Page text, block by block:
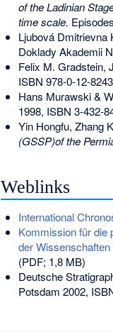
of the Ladinian
time scale.
Ljubová Dmitrievna
Doklady Akademii
Felix M. Gradstein,
ISBN 978-0-12-
Hans Murawski &
1998, ISBN 3-432-
Yin Hongfu, Zhang
(GSSP)of the
Weblinks
International
Kommission für die
der
(PDF; 1,8 MB)
Deutsche
Potsdam 2002,